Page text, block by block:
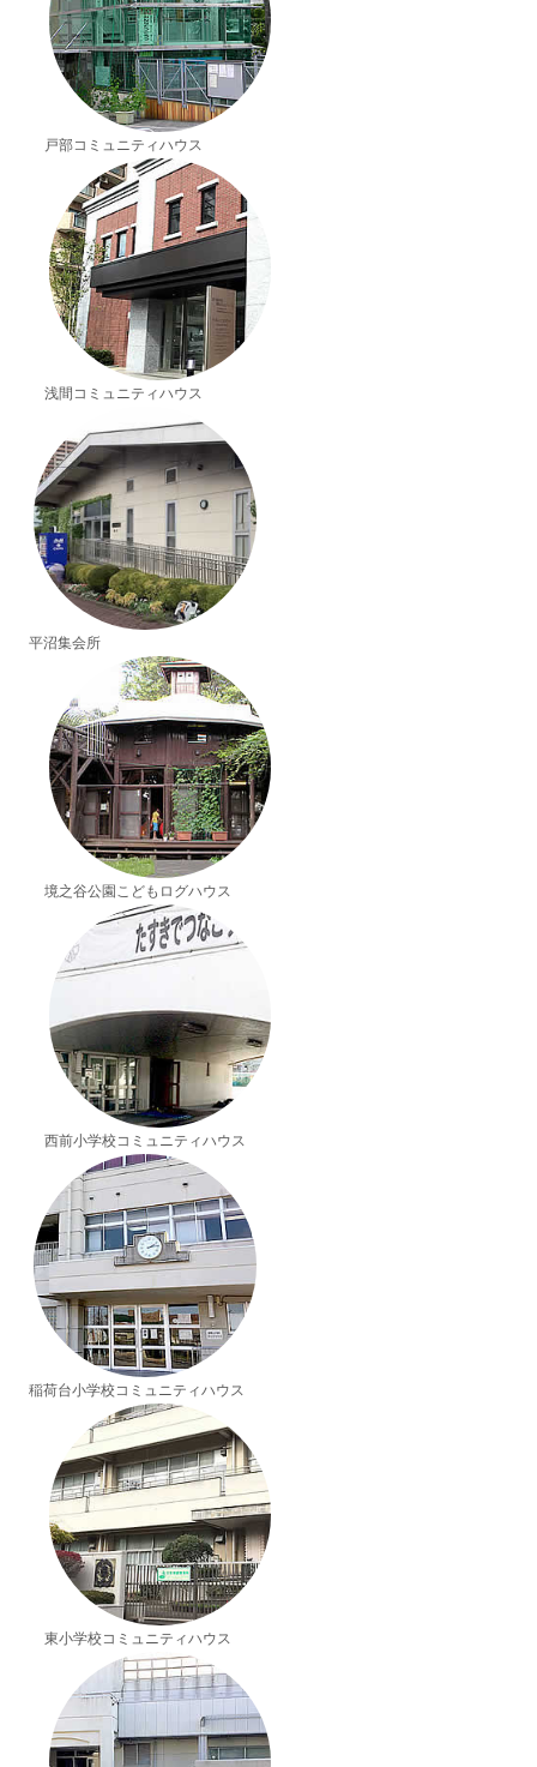
戸部コミュニティハウス
浅間コミュニティハウス
平沼集会所
境之谷公園こどもログハウス
西前小学校コミュニティハウス
稲荷台小学校コミュニティハウス
東小学校コミュニティハウス